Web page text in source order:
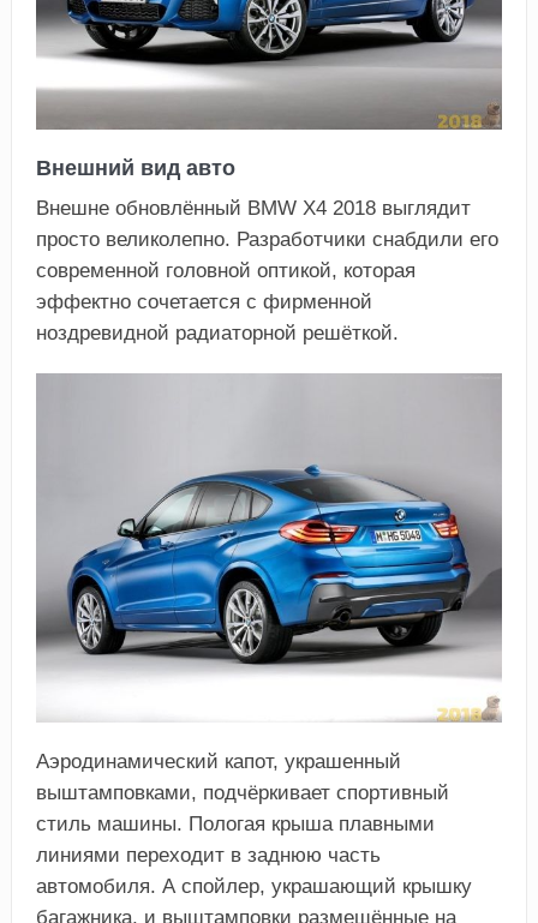
Внешний вид авто
Внешне обновлённый BMW X4 2018 выглядит
просто великолепно. Разработчики снабдили его
современной головной оптикой, которая
эффектно сочетается с фирменной
ноздревидной радиаторной решёткой.
Аэродинамический капот, украшенный
выштамповками, подчёркивает спортивный
стиль машины. Пологая крыша плавными
линиями переходит в заднюю часть
автомобиля. А спойлер, украшающий крышку
багажника, и выштамповки размещённые на